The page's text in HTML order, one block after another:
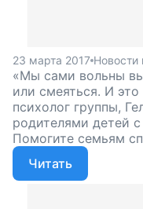
23 марта 2017 Новости
«Мы сами вольны
или смеяться. И
психолог группы,
родителями детей
Помогите семьям
ребенка — и не
поддержите наш
Читать